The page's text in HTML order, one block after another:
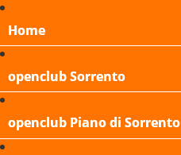
Home
openclub Sorrento
openclub Piano di Sorrento